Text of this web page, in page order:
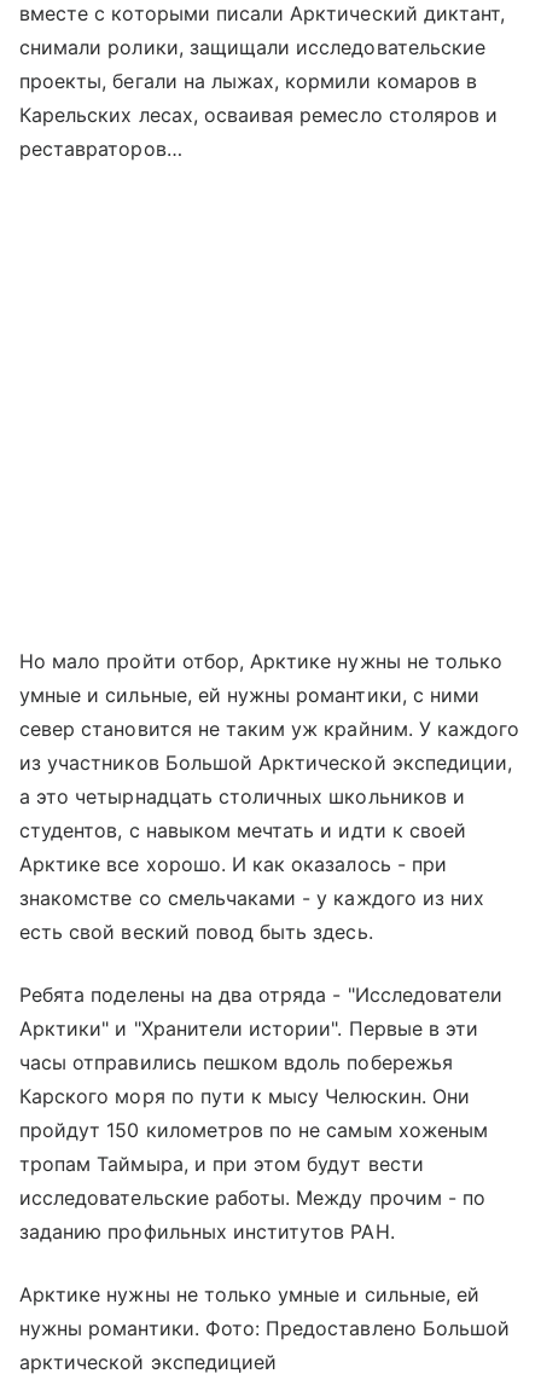
вместе с которыми писали Арктический диктант,
снимали ролики, защищали исследовательские
проекты, бегали на лыжах, кормили комаров в
Карельских лесах, осваивая ремесло столяров и
реставраторов…
Но мало пройти отбор, Арктике нужны не только
умные и сильные, ей нужны романтики, с ними
север становится не таким уж крайним. У каждого
из участников Большой Арктической экспедиции,
а это четырнадцать столичных школьников и
студентов, с навыком мечтать и идти к своей
Арктике все хорошо. И как оказалось - при
знакомстве со смельчаками - у каждого из них
есть свой веский повод быть здесь.
Ребята поделены на два отряда - "Исследователи
Арктики" и "Хранители истории". Первые в эти
часы отправились пешком вдоль побережья
Карского моря по пути к мысу Челюскин. Они
пройдут 150 километров по не самым хоженым
тропам Таймыра, и при этом будут вести
исследовательские работы. Между прочим - по
заданию профильных институтов РАН.
Арктике нужны не только умные и сильные, ей
нужны романтики. Фото: Предоставлено Большой
арктической экспедицией